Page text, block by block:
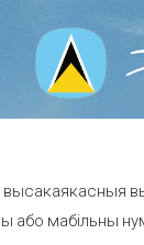
мабільны